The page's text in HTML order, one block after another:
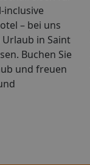
inclusive
– bei uns
in Saint
Buchen Sie
und freuen